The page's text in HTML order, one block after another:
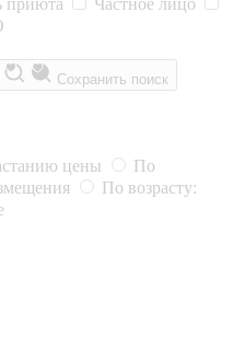
Сохранить поиск
цены
По
По возрасту: